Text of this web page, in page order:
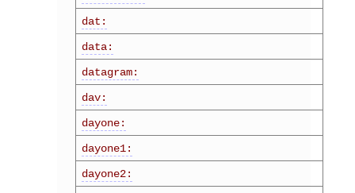
dat:
data:
datagram:
dav:
dayone:
dayone1:
dayone2: